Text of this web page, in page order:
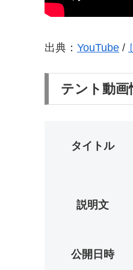
出典： YouTube /
テント動画
タイトル
説明文
公開日時